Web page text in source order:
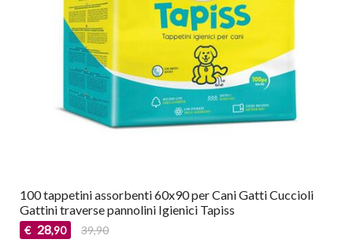
100 tappetini assorbenti 60x90 per Cani Gatti Cuccioli
Gattini traverse pannolini Igienici Tapiss
€ 28,90 39,90